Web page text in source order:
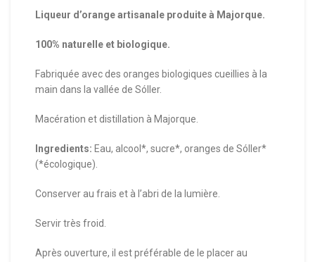
Liqueur d’orange artisanale produite à Majorque.
100% naturelle et biologique.
Fabriquée avec des oranges biologiques cueillies à la
main dans la vallée de Sóller.
Macération et distillation à Majorque.
Ingredients: Eau, alcool*, sucre*, oranges de Sóller*
(*écologique).
Conserver au frais et à l’abri de la lumière.
Servir très froid.
Après ouverture, il est préférable de le placer au